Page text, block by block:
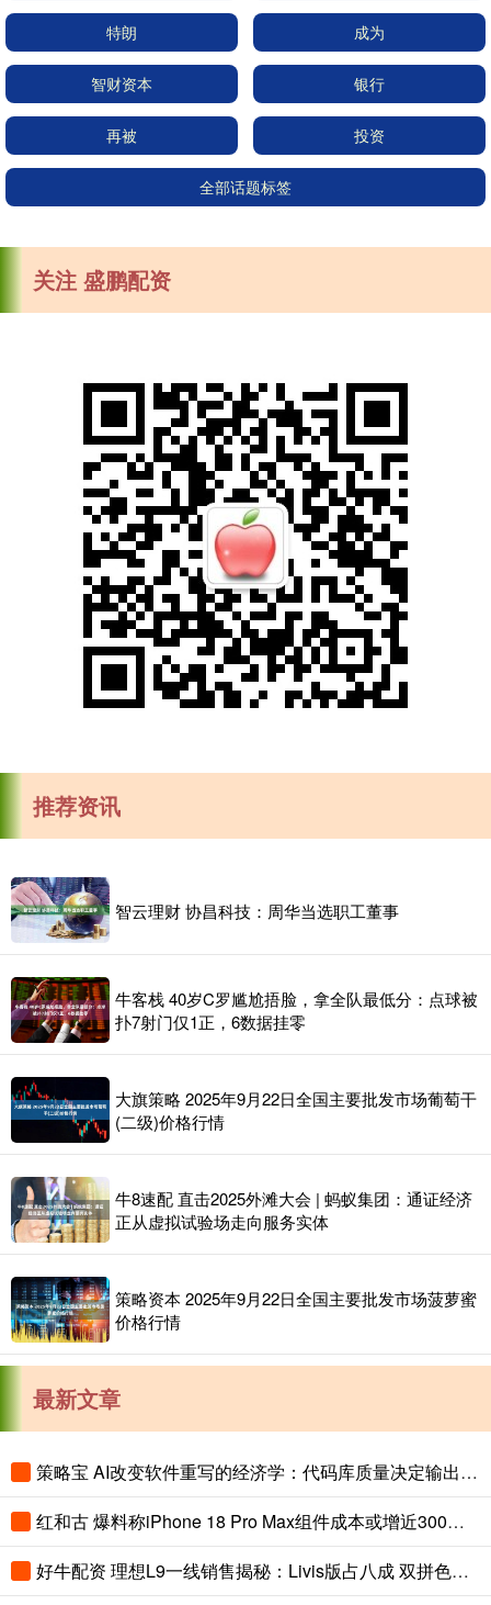
特朗 成为
智财资本 银行
再被 投资
全部话题标签
关注 盛鹏配资
推荐资讯
智云理财 协昌科技：周华当选职工董事
牛客栈 40岁C罗尴尬捂脸，拿全队最低分：点球被
扑7射门仅1正，6数据挂零
大旗策略 2025年9月22日全国主要批发市场葡萄干
(二级)价格行情
牛8速配 直击2025外滩大会 | 蚂蚁集团：通证经济
正从虚拟试验场走向服务实体
策略资本 2025年9月22日全国主要批发市场菠萝蜜
价格行情
最新文章
策略宝 AI改变软件重写的经济学：代码库质量决定输出上限
红和古 爆料称iPhone 18 Pro Max组件成本或增近300美元
好牛配资 理想L9一线销售揭秘：Livis版占八成 双拼色成“标配”